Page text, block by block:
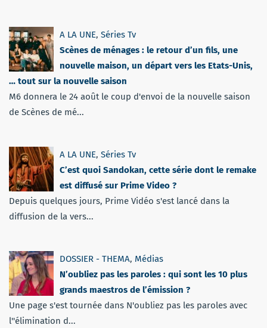
A LA UNE, Séries Tv
Scènes de ménages : le retour d’un fils, une
nouvelle maison, un départ vers les Etats-Unis,
… tout sur la nouvelle saison
M6 donnera le 24 août le coup d'envoi de la nouvelle saison
de Scènes de mé...
A LA UNE, Séries Tv
C’est quoi Sandokan, cette série dont le remake
est diffusé sur Prime Video ?
Depuis quelques jours, Prime Vidéo s'est lancé dans la
diffusion de la vers...
DOSSIER - THEMA, Médias
N’oubliez pas les paroles : qui sont les 10 plus
grands maestros de l’émission ?
Une page s'est tournée dans N'oubliez pas les paroles avec
l''élimination d...